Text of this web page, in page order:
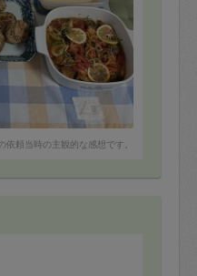
すが、辛いものが苦手な
さいました。美味しいで
ツの予定がキャベツを用
で対応して下さいまし
とても美味しかったで
が家好みになったかな。
ラゲを入れていただこう
依頼当時の主観的な感想です。